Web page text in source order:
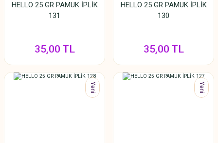
HELLO 25 GR PAMUK İPLİK
131
35,00 TL
HELLO 25 GR PAMUK İPLİK
130
35,00 TL
Yeni Yeni